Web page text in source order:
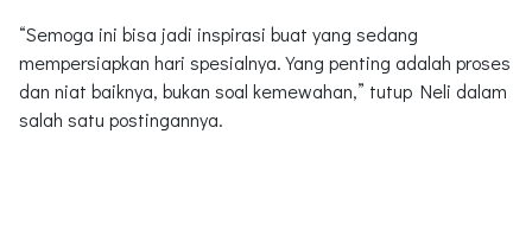
“Semoga ini bisa jadi inspirasi buat yang sedang
mempersiapkan hari spesialnya. Yang penting adalah proses
dan niat baiknya, bukan soal kemewahan,” tutup Neli dalam
salah satu postingannya.